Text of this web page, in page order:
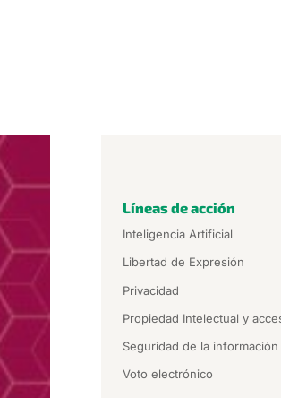
Líneas de acción
Inteligencia Artificial
Libertad de Expresión
Privacidad
Propiedad Intelectual y
Seguridad de la información
Voto electrónico